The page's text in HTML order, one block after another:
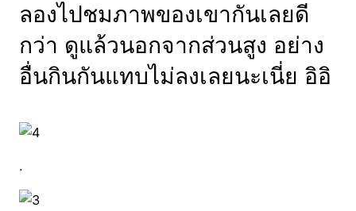
ลองไปชมภาพของเขากันเลยดี
กว่า ดูแล้วนอกจากส่วนสูง อย่าง
อื่นกินกันแทบไม่ลงเลยนะเนี่ย อิอิ
.